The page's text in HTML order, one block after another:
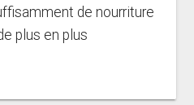
de nourriture
plus en plus